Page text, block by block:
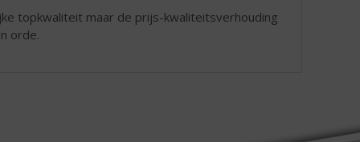
topkwaliteit maar de prijs-kwaliteitsverhouding
orde.